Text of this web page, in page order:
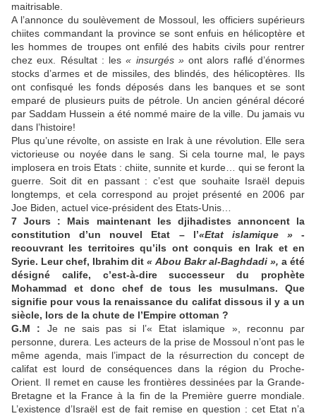
maitrisable.
A l’annonce du soulèvement de Mossoul, les officiers supérieurs
chiites commandant la province se sont enfuis en hélicoptère et
les hommes de troupes ont enfilé des habits civils pour rentrer
chez eux. Résultat : les« insurgés »ont alors raflé d’énormes
stocks d’armes et de missiles, des blindés, des hélicoptères. Ils
ont confisqué les fonds déposés dans les banques et se sont
emparé de plusieurs puits de pétrole. Un ancien général décoré
par Saddam Hussein a été nommé maire de la ville. Du jamais vu
dans l’histoire!
Plus qu’une révolte, on assiste en Irak à une révolution. Elle sera
victorieuse ou noyée dans le sang. Si cela tourne mal, le pays
implosera en trois Etats : chiite, sunnite et kurde… qui se feront la
guerre. Soit dit en passant : c’est que souhaite Israël depuis
longtemps, et cela correspond au projet présenté en 2006 par
Joe Biden, actuel vice-président des Etats-Unis…
7 Jours : Mais maintenant les djihadistes annoncent la
constitution d’un nouvel Etat – l’«Etat islamique »-
recouvrant les territoires qu’ils ont conquis en Irak et en
Syrie. Leur chef, Ibrahim dit« Abou Bakr al-Baghdadi », a été
désigné calife, c’est-à-dire successeur du prophète
Mohammad et donc chef de tous les musulmans. Que
signifie pour vous la renaissance du califat dissous il y a un
siècle, lors de la chute de l’Empire ottoman ?
G.M : Je ne sais pas si l’« Etat islamique », reconnu par
personne, durera. Les acteurs de la prise de Mossoul n’ont pas le
même agenda, mais l’impact de la résurrection du concept de
califat est lourd de conséquences dans la région du Proche-
Orient. Il remet en cause les frontières dessinées par la Grande-
Bretagne et la France à la fin de la Première guerre mondiale.
L’existence d’Israël est de fait remise en question : cet Etat n’a